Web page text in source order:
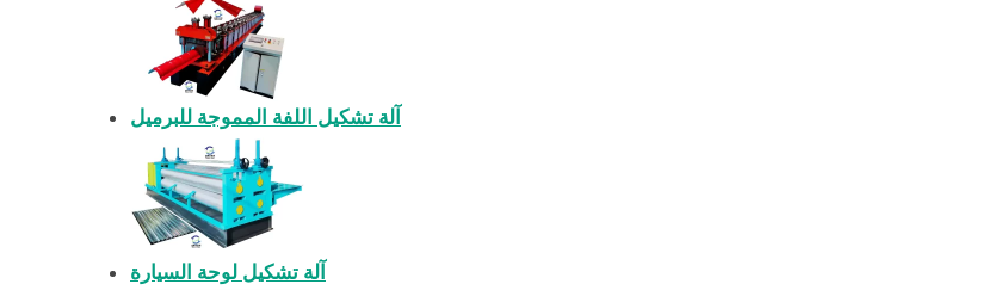
آلة تشكيل اللفة المموجة للبرميل
آلة تشكيل لوحة السيارة